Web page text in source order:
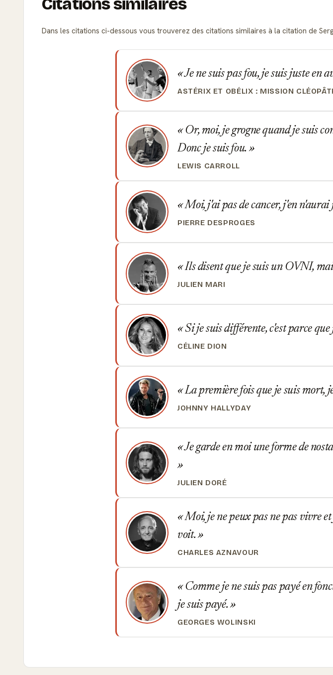
Dans les citations ci-dessous vous trouverez des citations similaires à la citation de
Je ne suis pas fou, je suis juste en
ASTÉRIX ET OBÉLIX : MISSION
Or, moi, je grogne quand je suis
Donc je suis fou.
LEWIS CARROLL
Moi, j'ai pas de cancer, j'en n'aurai
PIERRE DESPROGES
Ils disent que je suis un OVNI,
JULIEN MARI
Si je suis différente, c'est parce
CÉLINE DION
La première fois que je suis mort,
JOHNNY HALLYDAY
Je garde en moi une forme de
JULIEN DORÉ
Moi, je ne peux pas ne pas vivre et
voit.
CHARLES AZNAVOUR
Comme je ne suis pas payé en
je suis payé.
GEORGES WOLINSKI